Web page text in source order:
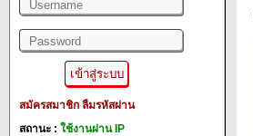
สมัครสมาชิก ลืมรหัสผ่าน
สถานะ : ใช้งานผ่าน IP